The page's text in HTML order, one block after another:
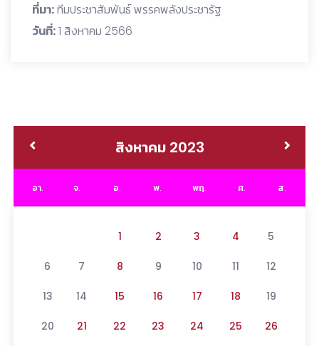
ที่มา:ทีมประชาสัมพันธ์ พรรคพลังประชารัฐ
วันที่:1 สิงหาคม 2566
สิงหาคม 2023
อา. จ. อ. พ. พฤ. ศ. ส.
1 2 3 4 5
6 7 8 9 10 11 12
13 14 15 16 17 18 19
20 21 22 23 24 25 26